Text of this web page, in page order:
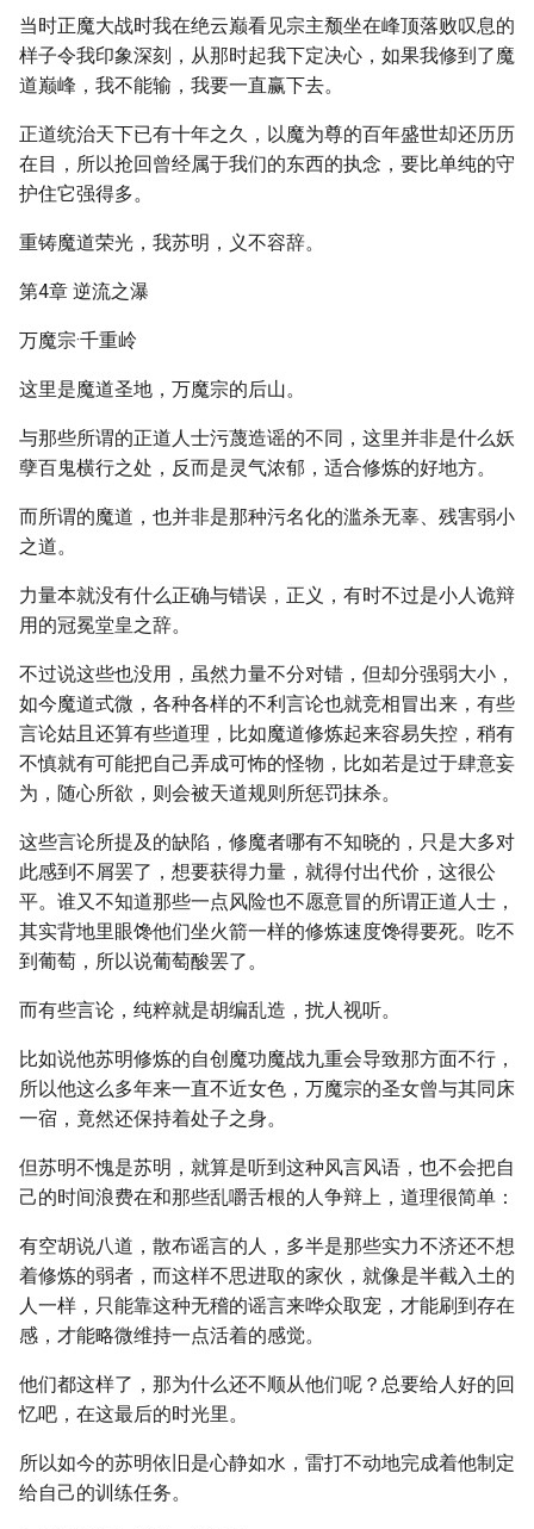
当时正魔大战时我在绝云巅看见宗主颓坐在峰顶落败叹息的
样子令我印象深刻，从那时起我下定决心，如果我修到了魔
道巅峰，我不能输，我要一直赢下去。
正道统治天下已有十年之久，以魔为尊的百年盛世却还历历
在目，所以抢回曾经属于我们的东西的执念，要比单纯的守
护住它强得多。
重铸魔道荣光，我苏明，义不容辞。
第4章 逆流之瀑
万魔宗·千重岭
这里是魔道圣地，万魔宗的后山。
与那些所谓的正道人士污蔑造谣的不同，这里并非是什么妖
孽百鬼横行之处，反而是灵气浓郁，适合修炼的好地方。
而所谓的魔道，也并非是那种污名化的滥杀无辜、残害弱小
之道。
力量本就没有什么正确与错误，正义，有时不过是小人诡辩
用的冠冕堂皇之辞。
不过说这些也没用，虽然力量不分对错，但却分强弱大小，
如今魔道式微，各种各样的不利言论也就竞相冒出来，有些
言论姑且还算有些道理，比如魔道修炼起来容易失控，稍有
不慎就有可能把自己弄成可怖的怪物，比如若是过于肆意妄
为，随心所欲，则会被天道规则所惩罚抹杀。
这些言论所提及的缺陷，修魔者哪有不知晓的，只是大多对
此感到不屑罢了，想要获得力量，就得付出代价，这很公
平。谁又不知道那些一点风险也不愿意冒的所谓正道人士，
其实背地里眼馋他们坐火箭一样的修炼速度馋得要死。吃不
到葡萄，所以说葡萄酸罢了。
而有些言论，纯粹就是胡编乱造，扰人视听。
比如说他苏明修炼的自创魔功魔战九重会导致那方面不行，
所以他这么多年来一直不近女色，万魔宗的圣女曾与其同床
一宿，竟然还保持着处子之身。
但苏明不愧是苏明，就算是听到这种风言风语，也不会把自
己的时间浪费在和那些乱嚼舌根的人争辩上，道理很简单：
有空胡说八道，散布谣言的人，多半是那些实力不济还不想
着修炼的弱者，而这样不思进取的家伙，就像是半截入土的
人一样，只能靠这种无稽的谣言来哗众取宠，才能刷到存在
感，才能略微维持一点活着的感觉。
他们都这样了，那为什么还不顺从他们呢？总要给人好的回
忆吧，在这最后的时光里。
所以如今的苏明依旧是心静如水，雷打不动地完成着他制定
给自己的训练任务。